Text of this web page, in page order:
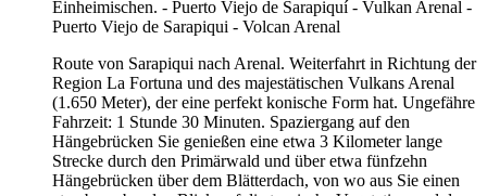
Route von Sarapiqui nach Arenal. Weiterfahrt in Richtung der
Region La Fortuna und des majestätischen Vulkans Arenal
(1.650 Meter), der eine perfekt konische Form hat. Ungefähre
Fahrzeit: 1 Stunde 30 Minuten. Spaziergang auf den
Hängebrücken Sie genießen eine etwa 3 Kilometer lange
Strecke durch den Primärwald und über etwa fünfzehn
Hängebrücken über dem Blätterdach, von wo aus Sie einen